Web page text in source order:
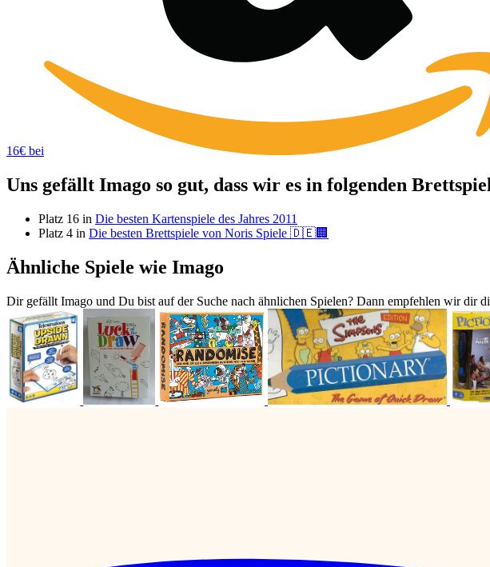
16€ bei
Uns gefällt Imago so gut, dass wir es in folgenden
Platz 16 in Die besten Kartenspiele des Jahres 2011
Platz 4 in Die besten Brettspiele von Noris Spiele 🇩🇪🏢
Ähnliche Spiele wie Imago
Dir gefällt Imago und Du bist auf der Suche nach ähnlichen Spielen? Dann empfehlen wir dir